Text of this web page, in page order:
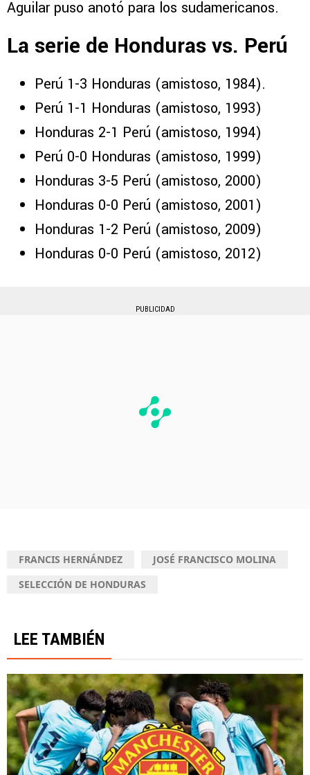
Aguilar puso anotó para los sudamericanos.
La serie de Honduras vs. Perú
Perú 1-3 Honduras (amistoso, 1984).
Perú 1-1 Honduras (amistoso, 1993)
Honduras 2-1 Perú (amistoso, 1994)
Perú 0-0 Honduras (amistoso, 1999)
Honduras 3-5 Perú (amistoso, 2000)
Honduras 0-0 Perú (amistoso, 2001)
Honduras 1-2 Perú (amistoso, 2009)
Honduras 0-0 Perú (amistoso, 2012)
PUBLICIDAD
FRANCIS HERNÁNDEZ
JOSÉ FRANCISCO MOLINA
SELECCIÓN DE HONDURAS
LEE TAMBIÉN